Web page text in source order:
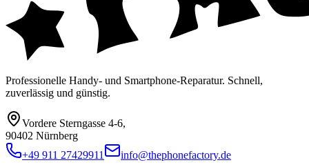
Professionelle Handy- und Smartphone-Reparatur. Schnell,
zuverlässig und günstig.
Vordere Sterngasse 4-6,
90402 Nürnberg
+49 911 27429911
info@thephonefactory.de